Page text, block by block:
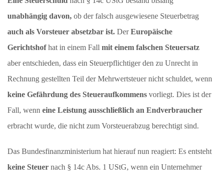
unabhängig davon, ob der falsch ausgewiesene Steuerbetrag
auch als Vorsteuer absetzbar ist. DerEuropäische
Gerichtshofhat in einem Fall mit einem falschen Steuersatz
aber entschieden, dass ein Steuerpflichtiger den zu Unrecht in
Rechnung gestellten Teil der Mehrwertsteuer nicht schuldet, wenn
keine Gefährdung des Steueraufkommens vorliegt. Dies ist der
Fall, wenn eine Leistung ausschließlich an Endverbraucher
erbracht wurde, die nicht zum Vorsteuerabzug berechtigt sind.
Das Bundesfinanzministerium hat hierauf nun reagiert: Es entsteht
keine Steuer nach § 14c Abs. 1 UStG, wenn ein Unternehmer